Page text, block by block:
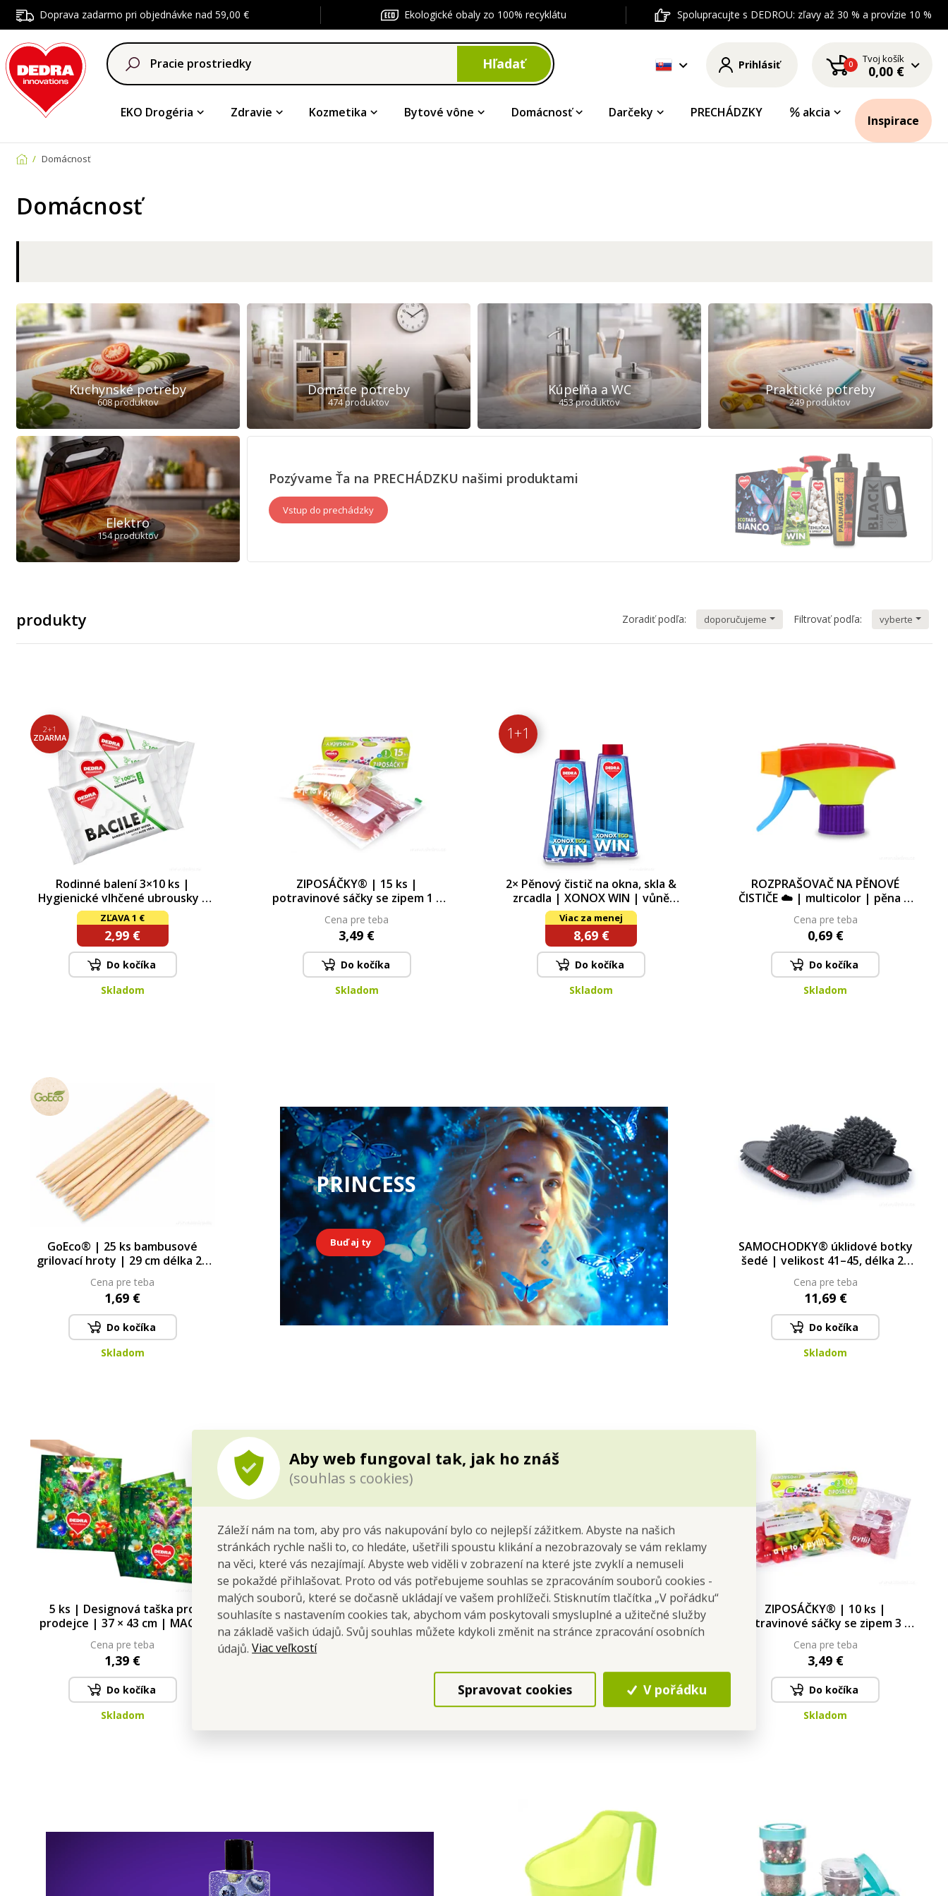
Doprava zadarmo pri objednávke nad 59,00 € Ekologické obaly zo 100% recyklátu Spolupracujte s DEDROU: zľavy až 30 % a provízie 10 %
Hľadať Prihlásiť 0 Tvoj košík
0,00 €
EKO Drogéria Zdravie Kozmetika Bytové vône Domácnosť Darčeky PRECHÁDZKY akcia
Inspirace
Aby web fungoval tak, jak ho znáš
(souhlas s cookies)
Záleží nám na tom, aby pro vás nakupování bylo co nejlepší zážitkem. Abyste na našich
stránkách rychle našli to, co hledáte, ušetřili spoustu klikání a nezobrazovaly se vám reklamy
na věci, které vás nezajímají. Abyste web viděli v zobrazení na které jste zvyklí a nemuseli
se pokaždé přihlašovat. Proto od vás potřebujeme souhlas se zpracováním souborů cookies -
malých souborů, které se dočasně ukládají ve vašem prohlížeči. Stisknutím tlačítka „V pořádku“
souhlasíte s nastavením cookies tak, abychom vám poskytovali smysluplné a užitečné služby
na základě vašich údajů. Svůj souhlas můžete kdykoli změnit na stránce zpracování osobních
údajů.Viac veľkostí
Spravovat cookies V pořádku
Domácnosť
Domácnosť
Kuchynské potreby
608 produktov
Domáce potreby
474 produktov
Kúpeľňa a WC
453 produktov
Praktické potreby
249 produktov
Elektro
154 produktov
Pozývame Ťa na PRECHÁDZKU našimi produktami
Vstup do prechádzky
produkty Zoradiť podľa: doporučujeme Filtrovať podľa: vyberte
2+1
ZDARMA
Rodinné balení 3×10 ks |
Hygienické vlhčené ubrousky z
bambusu s Aloe Vera | BACILEX®
ZĽAVA 1 €
2,99 €
Do kočíka
Skladom
ZIPOSÁČKY® | 15 ks |
potravinové sáčky se zipem 1 L
objem 1 litr
Cena pre teba
3,49 €
Do kočíka
Skladom
1+1
2× Pěnový čistič na okna, skla &
zrcadla | XONOX WIN | vůně
JUICY SUMMER | 2× 500 ml (náplně
bez rozprašovače)
Viac za menej
8,69 €
Do kočíka
Skladom
ROZPRAŠOVAČ NA PĚNOVÉ
ČISTIČE ☁️ | multicolor | pěna &
spray | pouze pro pěnové čističe
500 ml na lahve 500 ml
Cena pre teba
0,69 €
Do kočíka
Skladom
GoEco® | 25 ks bambusové
grilovací hroty | 29 cm délka 29
Cena pre teba
1,69 €
Do kočíka
Skladom
PRINCESS
Buď aj ty
SAMOCHODKY® úklidové botky
šedé | velikost 41–45, délka 28
Cena pre teba
11,69 €
Do kočíka
Skladom
5 ks | Designová taška pro
prodejce | 37 × 43 cm | MAGIC
GARDEN
Cena pre teba
1,39 €
Do kočíka
Skladom
SYSTEMAT AQUA | sada 3 ks
vodních filtrů do filtrační konvice
| s aktivním uhlím pro čistou a
chutnou vodu s akt.uhlím
FC DEDRA EXCLUSIVE | Kovové
pero s dotykovým hrotem |
stylus & propiska
ZIPOSÁČKY® | 10 ks |
potravinové sáčky se zipem 3 L
objem 3 litry
Cena pre teba
3,49 €
Do kočíka
Skladom